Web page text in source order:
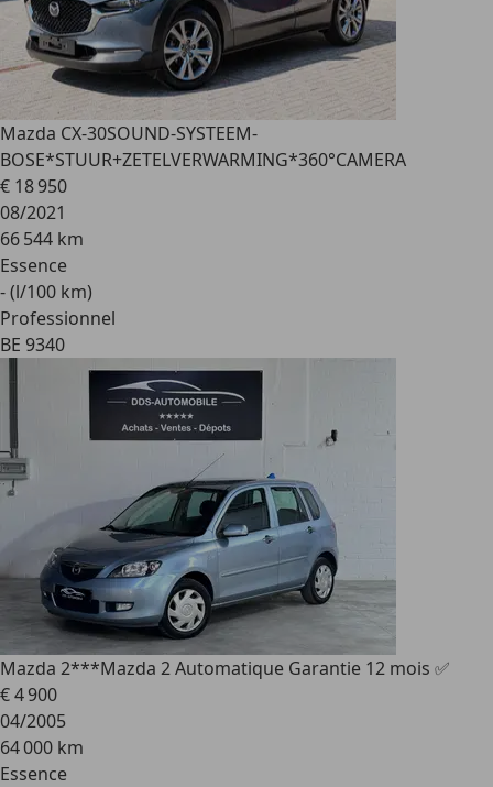
Mazda CX-30SOUND-SYSTEEM-
BOSE*STUUR+ZETELVERWARMING*360°CAMERA
€ 18 950
08/2021
66 544 km
Essence
- (l/100 km)
Professionnel
BE 9340
Mazda 2***Mazda 2 Automatique Garantie 12 mois ✅
€ 4 900
04/2005
64 000 km
Essence